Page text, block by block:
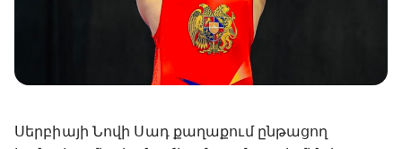
Սերբիայի Նովի Սադ քաղաքում ընթացող